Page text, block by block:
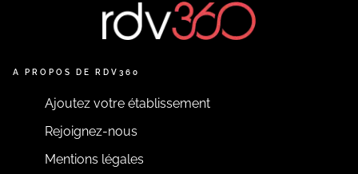
A PROPOS DE RDV360
Ajoutez votre établissement
Rejoignez-nous
Mentions légales